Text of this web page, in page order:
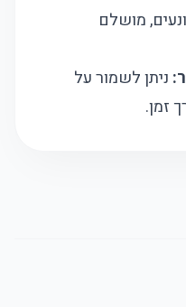
מושלם
ניתן לשמור על
זמן.